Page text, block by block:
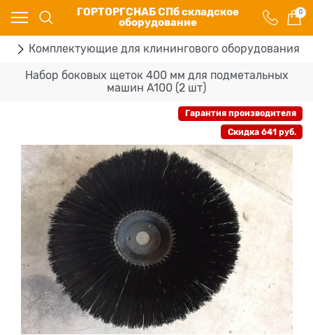
ГОРТОРГСНАБ СПб складское
оборудование
0
Комплектующие для клинингового оборудования
Набор боковых щеток 400 мм для подметальных
машин A100 (2 шт)
Гарантия производителя
Скидка 641 руб.